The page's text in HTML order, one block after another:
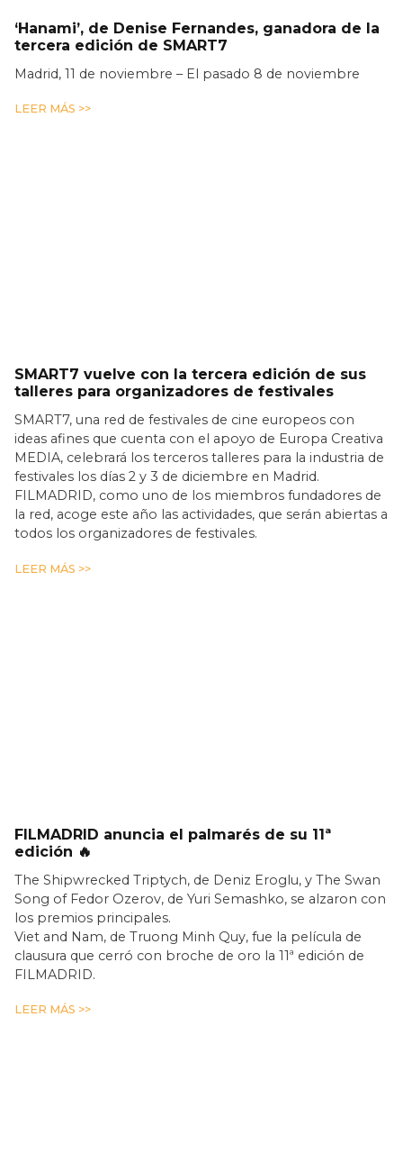
‘Hanami’, de Denise Fernandes, ganadora de la
tercera edición de SMART7
Madrid, 11 de noviembre – El pasado 8 de noviembre
LEER MÁS >>
SMART7 vuelve con la tercera edición de sus
talleres para organizadores de festivales
SMART7, una red de festivales de cine europeos con
ideas afines que cuenta con el apoyo de Europa Creativa
MEDIA, celebrará los terceros talleres para la industria de
festivales los días 2 y 3 de diciembre en Madrid.
FILMADRID, como uno de los miembros fundadores de
la red, acoge este año las actividades, que serán abiertas a
todos los organizadores de festivales.
LEER MÁS >>
FILMADRID anuncia el palmarés de su 11ª
edición 🔥
The Shipwrecked Triptych, de Deniz Eroglu, y The Swan
Song of Fedor Ozerov, de Yuri Semashko, se alzaron con
los premios principales.
Viet and Nam, de Truong Minh Quy, fue la película de
clausura que cerró con broche de oro la 11ª edición de
FILMADRID.
LEER MÁS >>